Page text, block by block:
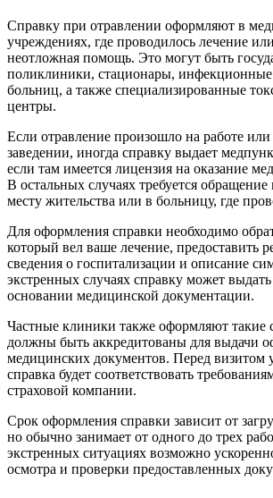
Справку при отравлении оформляют в
учреждениях, где проводилось лечение
неотложная помощь. Это могут быть
поликлиники, стационары, инфекционные
больниц, а также специализированные
центры.
Если отравление произошло на работе
заведении, иногда справку выдает
если там имеется лицензия на оказание
В остальных случаях требуется
месту жительства или в больницу, где
Для оформления справки необходимо
который вел ваше лечение, предоставить
сведения о госпитализации и описание
экстренных случаях справку может
основании медицинской документации.
Частные клиники также оформляют такие
должны быть аккредитованы для выдачи
медицинских документов. Перед визитом
справка будет соответствовать
страховой компании.
Срок оформления справки зависит от
но обычно занимает от одного до трех
экстренных ситуациях возможно
осмотра и проверки предоставленных